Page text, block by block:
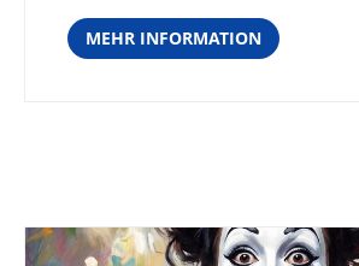
MEHR INFORMATION